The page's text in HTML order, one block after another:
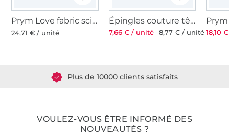
Prym Love fabric scissor 21 cm, rose fuchsia
24,71 € / unité
Épingles couture têtes coeurs & papillons Prym, 50 pcs.
7,66 € / unité 8,77 € / unité 18,10
Plus de 10000 clients satisfaits
VOULEZ-VOUS ÊTRE INFORMÉ DES
NOUVEAUTÉS ?